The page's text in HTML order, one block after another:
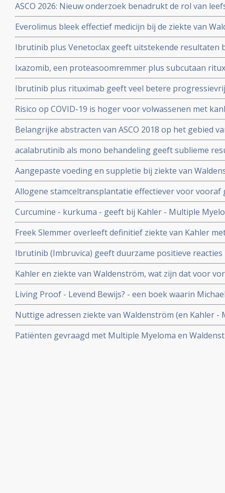
ASCO 2026: Nieuw onderzoek benadrukt de rol van
behandelstrategieën in de kankerzorg.
Everolimus bleek effectief medicijn bij de ziekte van
stadium maar Everolimus staat niet meer in de
Ibrutinib plus Venetoclax geeft uitstekende resultaten
macroglobulinemie met een MYD88-genmutatie maar
overlijdens en studie is stopgezet
Ixazomib, een proteasoomremmer plus subcutaan
uitstekende resultaten bij patiënten met recidief of
Waldenström
Ibrutinib plus rituximab geeft veel betere
verdubbeld) bij patienten met de ziekte van
plus een placebo
Risico op COVID-19 is hoger voor volwassenen met
patiënten met indolente lymfomen, waaronder ziekte
mogelijk wait-and-see beleid te volgen en geen chemo
Belangrijke abstracten van ASCO 2018 op het gebied
vormen van kanker zoals lymfklierkanker, CLL,
acalabrutinib als mono behandeling geeft sublieme
met veel complete remissies bij patienten met ziekte
macroglobulinemia bij zowel onbehandelde als bij
Aangepaste voeding en suppletie bij ziekte van
ziekte onder controle te houden
Allogene stamceltransplantatie effectiever voor vooraf
ziekte van Waldenström dan met een autologe
Curcumine - kurkuma - geeft bij Kahler - Multiple
behandeling en lijkt ook tegen ziekte van
Freek Slemmer overleeft definitief ziekte van Kahler
in 2002 en startte in 2009 een adviesburo.
Ibrutinib (Imbruvica) geeft duurzame positieve
eerder behandelde patienten met de ziekte van
Kahler en ziekte van Waldenström, wat zijn dat voor
Living Proof - Levend Bewijs? - een boek waarin
zichzelf genezen had van Multiple Myeloma met dieet,
Nuttige adressen ziekte van Waldenström (en Kahler -
Patiënten gevraagd met Multiple Myeloma en